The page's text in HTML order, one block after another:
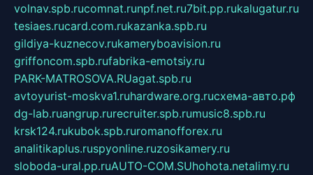
volnav.spb.rucomnat.runpf.net.ru7bit.pp.rukalugatur.ru
tesiaes.rucard.com.rukazanka.spb.ru
gildiya-kuznecov.rukameryboavision.ru
griffoncom.spb.rufabrika-emotsiy.ru
PARK-MATROSOVA.RUagat.spb.ru
avtoyurist-moskva1.ruhardware.org.ruсхема-авто.рф
dg-lab.ruangrup.rurecruiter.spb.rumusic8.spb.ru
krsk124.rukubok.spb.ruromanofforex.ru
analitikaplus.ruspyonline.ruzosikamery.ru
sloboda-ural.pp.ruAUTO-COM.SUhohota.netalimy.ru